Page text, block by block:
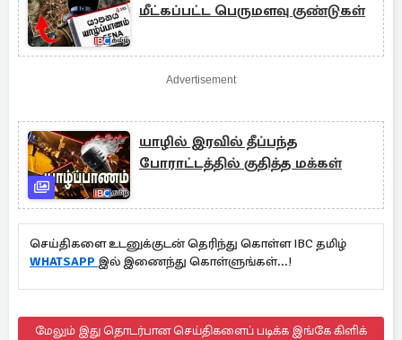
மீட்கப்பட்ட பெருமளவு குண்டுகள்
Advertisement
யாழில் இரவில் தீப்பந்த
போராட்டத்தில் குதித்த மக்கள்
செய்திகளை உடனுக்குடன் தெரிந்து கொள்ள IBC தமிழ்
WHATSAPP இல் இணைந்து கொள்ளுங்கள்...!
மேலும் இது தொடர்பான செய்திகளைப் படிக்க இங்கே கிளிக்